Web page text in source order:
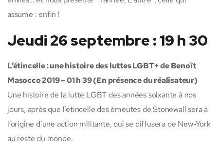
assume : enfin !
Jeudi 26 septembre : 19 h 30
L’étincelle : une histoire des luttes LGBT+ de Benoît
Masocco 2019 – 01 h 39 (En présence du réalisateur)
Une histoire de la lutte LGBT des années soixante à nos
jours, après que l’étincelle des émeutes de Stonewall sera à
l’origine d’une action militante, qui se diffusera de New-York
au reste du monde.